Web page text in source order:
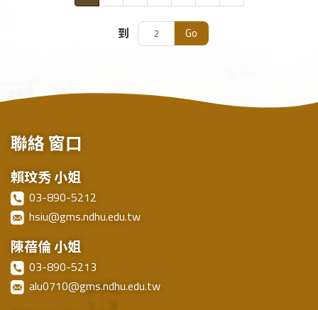
到 Go
聯絡窗口
賴玟秀 小姐
03-890-5212
hsiu@gms.ndhu.edu.tw
陳蓓倫 小姐
03-890-5213
alu0710@gms.ndhu.edu.tw